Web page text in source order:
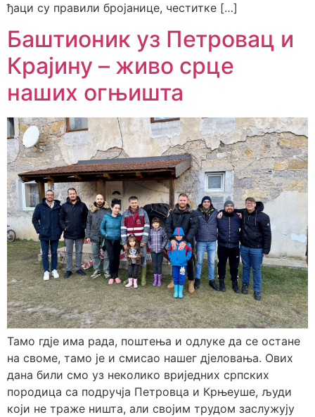
ђаци су правили бројанице, честитке […]
Баштионик уз Петровац и
Крајину – живо срце
наших огњишта
Тамо гдје има рада, поштења и одлуке да се остане
на своме, тамо је и смисао нашег дјеловања. Ових
дана били смо уз неколико вриједних српских
породица са подручја Петровца и Крњеуше, људи
који не траже ништа, али својим трудом заслужују